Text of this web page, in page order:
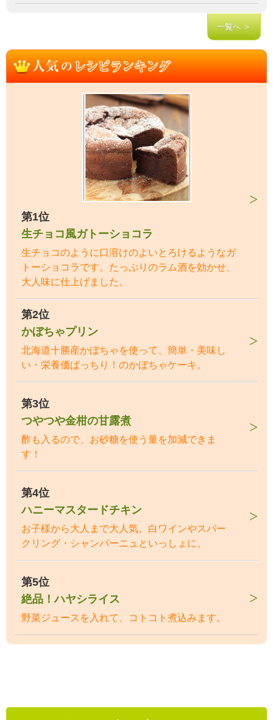
一覧へ ＞
第1位
生チョコ風ガトーショコラ
生チョコのように口溶けのよいとろけるようなガ
トーショコラです。たっぷりのラム酒を効かせ、
大人味に仕上げました。
第2位
かぼちゃプリン
北海道十勝産かぼちゃを使って、簡単・美味し
い・栄養価ばっちり！のかぼちゃケーキ。
第3位
つやつや金柑の甘露煮
酢も入るので、お砂糖を使う量を加減できま
す！
第4位
ハニーマスタードチキン
お子様から大人まで大人気。白ワインやスパー
クリング・シャンパーニュといっしょに。
第5位
絶品！ハヤシライス
野菜ジュースを入れて、コトコト煮込みます。